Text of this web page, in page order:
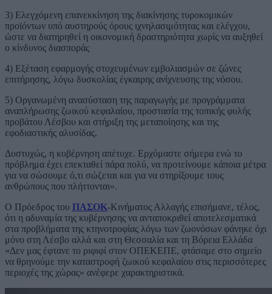
3) Ελεγχόμενη επανεκκίνηση της διακίνησης τυροκομικών
προϊόντων υπό αυστηρούς όρους ιχνηλασιμότητας και ελέγχου,
ώστε να διατηρηθεί η οικονομική δραστηριότητα χωρίς να αυξηθεί
ο κίνδυνος διασποράς
4) Εξέταση εφαρμογής στοχευμένων εμβολιασμών σε ζώνες
επιτήρησης, λόγω δυσκολίας έγκαιρης ανίχνευσης της νόσου.
5) Οργανωμένη ανασύσταση της παραγωγής με προγράμματα
αναπλήρωσης ζωικού κεφαλαίου, προστασία της τοπικής φυλής
προβάτου Λέσβου και στήριξη της μεταποίησης και της
εφοδιαστικής αλυσίδας.
Δυστυχώς, η κυβέρνηση απέτυχε. Ερχόμαστε σήμερα ενώ το
πρόβλημα έχει επεκταθεί πάρα πολύ, να προτείνουμε κάποια μέτρα
για να σώσουμε ό,τι σώζεται και για να στηρίξουμε τους
ανθρώπους που πλήττονται».
Ο Πρόεδρος του ΠΑΣΟΚ-Κινήματος Αλλαγής επισήμανε, τέλος,
ότι η αδυναμία της κυβέρνησης να ανταποκριθεί αποτελεσματικά
στα προβλήματα της κτηνοτροφίας λόγω των ζωονόσων φάνηκε όχι
μόνο στη Λέσβο αλλά και στη Θεσσαλία και τη Βόρεια Ελλάδα
«Δεν μας έφτανε το ριφιφί στον ΟΠΕΚΕΠΕ, φτάσαμε στο σημείο
να θρηνούμε την καταστροφή ζωικού κεφαλαίου στις περισσότερες
περιοχές της χώρας» ανέφερε χαρακτηριστικά.